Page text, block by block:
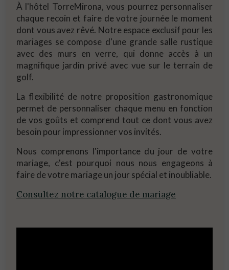
À l'hôtel TorreMirona, vous pourrez personnaliser
chaque recoin et faire de votre journée le moment
dont vous avez rêvé. Notre espace exclusif pour les
mariages se compose d'une grande salle rustique
avec des murs en verre, qui donne accès à un
magnifique jardin privé avec vue sur le terrain de
golf.
La flexibilité de notre proposition gastronomique
permet de personnaliser chaque menu en fonction
de vos goûts et comprend tout ce dont vous avez
besoin pour impressionner vos invités.
Nous comprenons l'importance du jour de votre
mariage, c'est pourquoi nous nous engageons à
faire de votre mariage un jour spécial et inoubliable.
Consultez notre catalogue de mariage